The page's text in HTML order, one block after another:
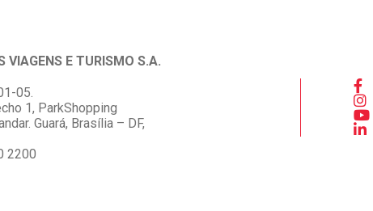
VIAGENS E TURISMO S.A.
05.
1, ParkShopping
Guará, Brasília – DF,
2200